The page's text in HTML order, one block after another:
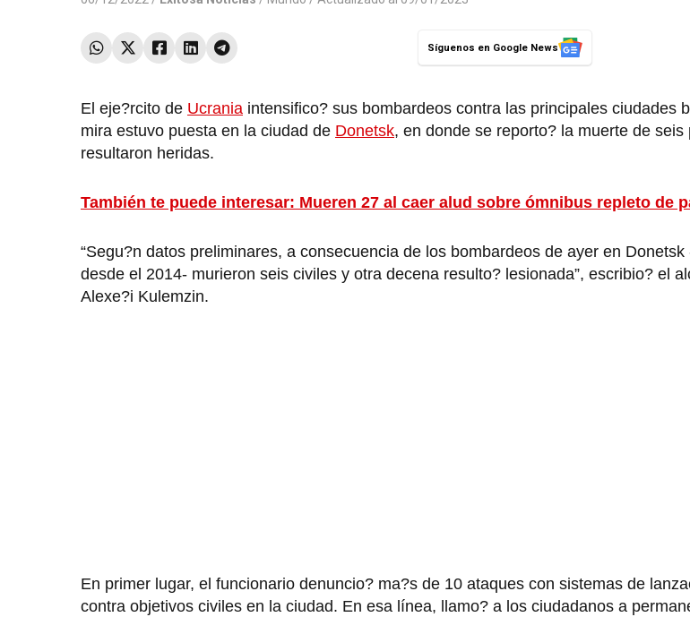
Síguenos en Google News
El eje?rcito de Ucrania intensifico? sus bombardeos contra las principales ciudades
mira estuvo puesta en la ciudad de Donetsk, en donde se reporto? la muerte de
resultaron heridas.
También te puede interesar: Mueren 27 al caer alud sobre ómnibus repleto de
“Segu?n datos preliminares, a consecuencia de los bombardeos de ayer en
desde el 2014- murieron seis civiles y otra decena resulto? lesionada”, escribio? el
Alexe?i Kulemzin.
En primer lugar, el funcionario denuncio? ma?s de 10 ataques con sistemas de
contra objetivos civiles en la ciudad. En esa línea, llamo? a los ciudadanos a